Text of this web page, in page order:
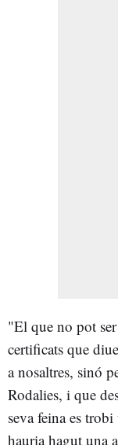
"El que no pot ser
certificats que
a nosaltres, sinó
Rodalies, i que
seva feina es
hauria hagut una